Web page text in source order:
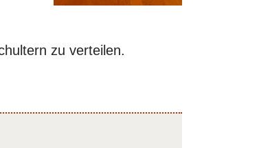
zu verteilen.